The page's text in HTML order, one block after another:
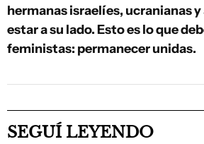
hermanas israelíes, ucranianas
estar a su lado. Esto es lo que
feministas: permanecer unidas.
SEGUÍ LEYENDO